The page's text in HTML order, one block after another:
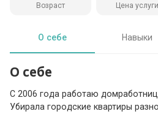
Возраст Цена услуги
О себе Навыки
О себе
С 2006 года работаю
Убирала городские квартиры